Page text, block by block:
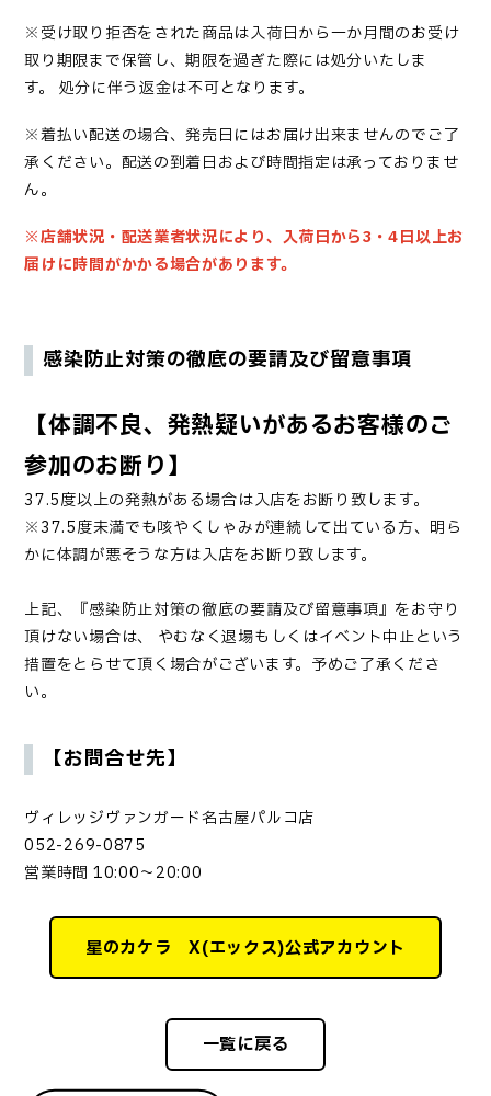
※受け取り拒否をされた商品は入荷日から一か月間のお受け
取り期限まで保管し、期限を過ぎた際には処分いたしま
す。
処分に伴う返金は不可となります。
※着払い配送の場合、発売日にはお届け出来ませんのでご了
承ください。配送の到着日および時間指定は承っておりませ
ん。
※店舗状況・配送業者状況により、入荷日から3・4日以上お
届けに時間がかかる場合があります。
感染防止対策の徹底の要請及び留意事項
【体調不良、発熱疑いがあるお客様のご
参加のお断り】
37.5度以上の発熱がある場合は入店をお断り致します。
※37.5度未満でも咳やくしゃみが連続して出ている方、明ら
かに体調が悪そうな方は入店をお断り致します。
上記、『感染防止対策の徹底の要請及び留意事項』をお守り
頂けない場合は、 やむなく退場もしくはイベント中止という
措置をとらせて頂く場合がございます。予めご了承くださ
い。
【お問合せ先】
ヴィレッジヴァンガード名古屋パルコ店
052-269-0875
営業時間 10:00～20:00
星のカケラ X(エックス)公式アカウント
一覧に戻る